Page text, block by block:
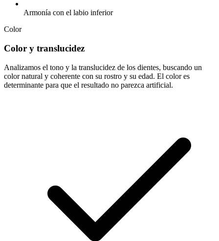
Armonía con el labio inferior
Color
Color y translucidez
Analizamos el tono y la translucidez de los dientes, buscando un
color natural y coherente con su rostro y su edad. El color es
determinante para que el resultado no parezca artificial.